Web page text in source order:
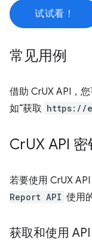
试试看！
常见用例
借助 CrUX API，
如“获取 https://
CrUX API 密
若要使用 CrUX
Report API 使用
获取和使用